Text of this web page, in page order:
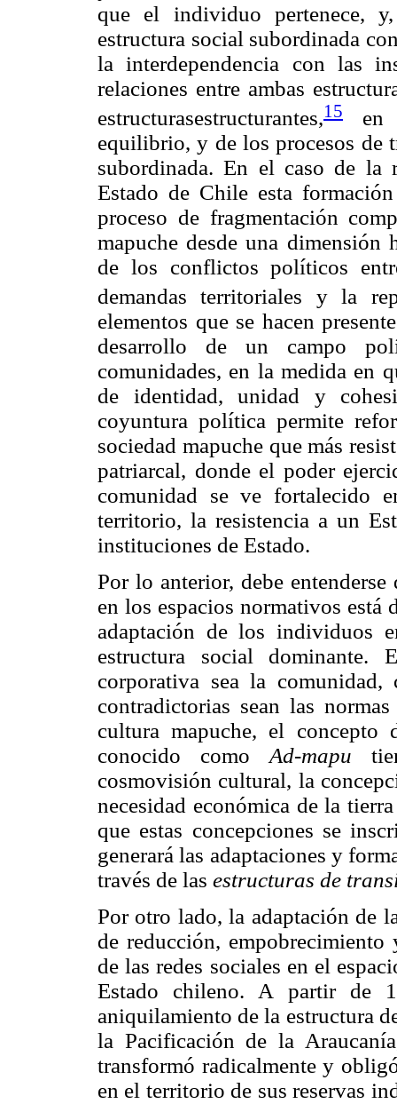
que el individuo pertenece,
estructura social subordinada
la interdependencia con las
relaciones entre ambas
estructurasestructurantes,15
en
equilibrio, y de los procesos de
subordinada. En el caso de la
Estado de Chile esta
proceso de fragmentación
mapuche desde una dimensión
de los conflictos políticos
demandas territoriales y la
elementos que se hacen
desarrollo de un campo
comunidades, en la medida en
de identidad, unidad y
coyuntura política permite
sociedad mapuche que más
patriarcal, donde el poder
comunidad se ve fortalecido
territorio, la resistencia a un
instituciones de Estado.
Por lo anterior, debe
en los espacios normativos
adaptación de los individuos
estructura social dominante.
corporativa sea la
contradictorias sean las
cultura mapuche, el concepto
conocido como Ad-mapu
cosmovisión cultural, la
necesidad económica de la
que estas concepciones se
generará las adaptaciones y
través de las estructuras de
Por otro lado, la adaptación de
de reducción,
de las redes sociales en el
Estado chileno. A partir de
aniquilamiento de la estructura
la Pacificación de la
transformó radicalmente y
en el territorio de sus reservas